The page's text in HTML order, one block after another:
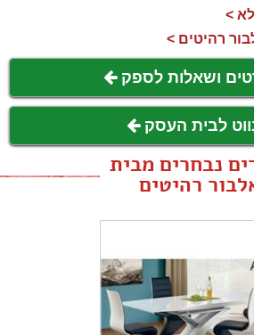
>
רהיטים >
ושאלות לספק
לבית העסק
נבחרים מבית
רהיטים